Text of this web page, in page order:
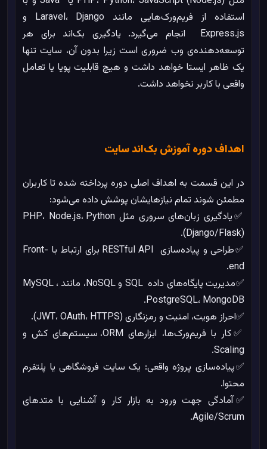
استفاده از فریم‌ورک‌هایی مانند Laravel، Django و
Express.js انجام می‌گیرد. یادگیری بک‌اند برای هر
توسعه‌دهنده‌ی وب ضروری است زیرا بدون آن، سایت تنها
یک ظاهر ایستا خواهد داشت و هیچ قابلیت پویا یا تعامل
واقعی با کاربر نخواهد داشت.
اهداف دوره آموزش بک‌اند سایت
در این قسمت به اهداف اصلی دوره پرداخته شده تا کاربران
مطمئن شوند تمام نیازهایشان پوشش داده می‌شود:
✅یادگیری زبان‌های سروری مثل PHP، Node.js، Python
(Django/Flask).
✅طراحی و پیاده‌سازی RESTful API برای ارتباط با Front-
end.
✅مدیریت پایگاه‌های داده SQL و NoSQL، مانند MySQL ،
PostgreSQL، MongoDB.
✅احراز هویت، امنیت و رمزنگاری (JWT، OAuth، HTTPS).
✅کار با فریم‌ورک‌ها، ابزارهای ORM، سیستم‌های کش و
Scaling.
✅پیاده‌سازی پروژه واقعی: یک سایت فروشگاهی یا پلتفرم
محتوا.
✅آمادگی جهت ورود به بازار کار و آشنایی با متدهای
Agile/Scrum.